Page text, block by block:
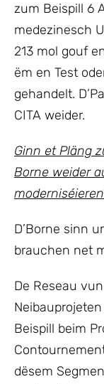
zum Beispill 6
medezinesch
213 mol gouf
ëm en Test
gehandelt.
CITA weider.
Ginn et Pläng
Borne weider
D’Borne sinn
brauchen net
De Reseau
Beispill beim
dësem